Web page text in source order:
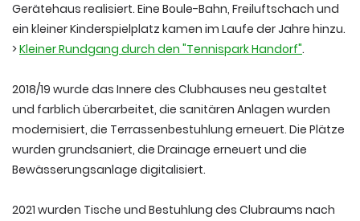
Gerätehaus realisiert. Eine Boule-Bahn, Freiluftschach und
ein kleiner Kinderspielplatz kamen im Laufe der Jahre hinzu.
>Kleiner Rundgang durch den "Tennispark Handorf".
2018/19 wurde das Innere des Clubhauses neu gestaltet
und farblich überarbeitet, die sanitären Anlagen wurden
modernisiert, die Terrassenbestuhlung erneuert. Die Plätze
wurden grundsaniert, die Drainage erneuert und die
Bewässerungsanlage digitalisiert.
2021 wurden Tische und Bestuhlung des Clubraums nach